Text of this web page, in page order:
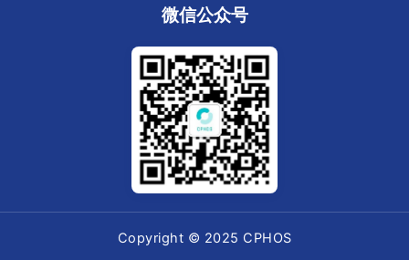
微信公众号
Copyright © 2025 CPHOS